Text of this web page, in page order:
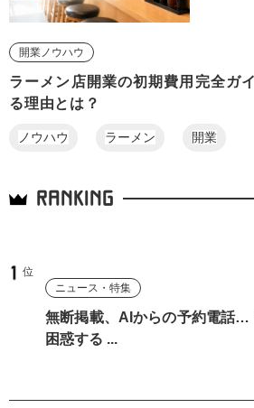
開業ノウハウ
ラーメン店開業の初期費用完全ガ
る理由とは？
ノウハウ ラーメン 開業
RANKING
ニュース・特集
無断掲載、AIからの予約電話…
困惑する ...